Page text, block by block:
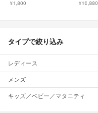
¥1,800 ¥10,880
タイプで絞り込み
レディース
メンズ
キッズ／ベビー／マタニティ